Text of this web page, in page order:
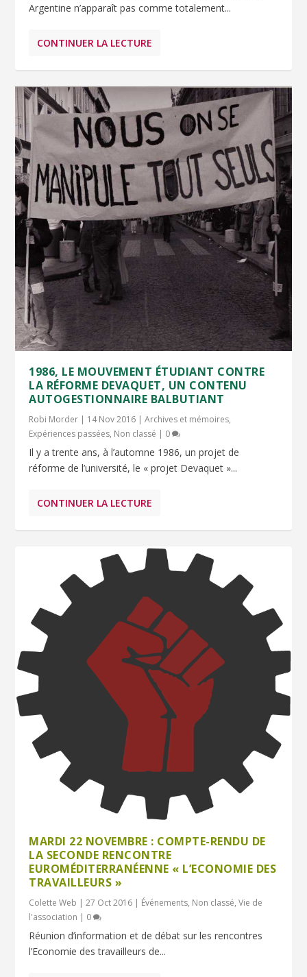
Argentine n’apparaît pas comme totalement...
CONTINUER LA LECTURE
1986, LE MOUVEMENT ÉTUDIANT CONTRE
LA RÉFORME DEVAQUET, UN CONTENU
AUTOGESTIONNAIRE BALBUTIANT
Robi Morder | 14 Nov 2016 |Archives et mémoires,
Expériences passées, Non classé | 0
Il y a trente ans, à l’automne 1986, un projet de
réforme de l’université, le « projet Devaquet »...
CONTINUER LA LECTURE
MARDI 22 NOVEMBRE : COMPTE-RENDU DE
LA SECONDE RENCONTRE
EUROMÉDITERRANÉENNE « L’ECONOMIE DES
TRAVAILLEURS »
Colette Web |27 Oct 2016 | Événements, Non classé,Vie de
l'association | 0
Réunion d’information et de débat sur les rencontres
l’Economie des travailleurs de...